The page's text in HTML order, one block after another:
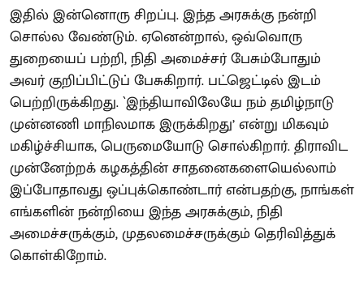
இதில் இன்னொரு சிறப்பு. இந்த அரசுக்கு நன்றி
சொல்ல வேண்டும். ஏனென்றால், ஒவ்வொரு
துறையைப் பற்றி, நிதி அமைச்சர் பேசும்போதும்
அவர் குறிப்பிட்டுப் பேசுகிறார். பட்ஜெட்டில் இடம்
பெற்றிருக்கிறது. `இந்தியாவிலேயே நம் தமிழ்நாடு
முன்னணி மாநிலமாக இருக்கிறது’ என்று மிகவும்
மகிழ்ச்சியாக, பெருமையோடு சொல்கிறார். திராவிட
முன்னேற்றக் கழகத்தின் சாதனைகளையெல்லாம்
இப்போதாவது ஒப்புக்கொண்டார் என்பதற்கு, நாங்கள்
எங்களின் நன்றியை இந்த அரசுக்கும், நிதி
அமைச்சருக்கும், முதலமைச்சருக்கும் தெரிவித்துக்
கொள்கிறோம்.